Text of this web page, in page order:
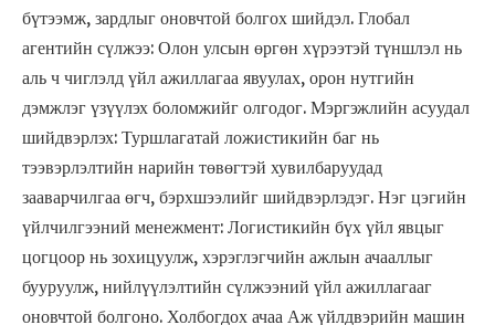
бүтээмж, зардлыг оновчтой болгох шийдэл. Глобал
агентийн сүлжээ: Олон улсын өргөн хүрээтэй түншлэл нь
аль ч чиглэлд үйл ажиллагаа явуулах, орон нутгийн
дэмжлэг үзүүлэх боломжийг олгодог. Мэргэжлийн асуудал
шийдвэрлэх: Туршлагатай ложистикийн баг нь
тээвэрлэлтийн нарийн төвөгтэй хувилбаруудад
зааварчилгаа өгч, бэрхшээлийг шийдвэрлэдэг. Нэг цэгийн
үйлчилгээний менежмент: Логистикийн бүх үйл явцыг
цогцоор нь зохицуулж, хэрэглэгчийн ажлын ачааллыг
бууруулж, нийлүүлэлтийн сүлжээний үйл ажиллагааг
оновчтой болгоно. Холбогдох ачаа Аж үйлдвэрийн машин